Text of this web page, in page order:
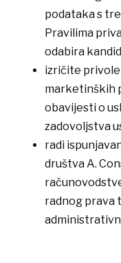
podataka s
Pravilima
odabira
​izričite
marketinških
obavijesti o
zadovoljstva
​radi
društva A.
radnog prava